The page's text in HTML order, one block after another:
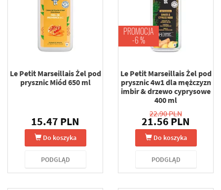
Le Petit Marseillais Żel pod
prysznic Miód 650 ml
15.47 PLN
Do koszyka
PODGLĄD
PROMOCJA
-6 %
Le Petit Marseillais Żel pod
prysznic 4w1 dla mężczyzn
imbir & drzewo cyprysowe
400 ml
22.90 PLN
21.56 PLN
Do koszyka
PODGLĄD